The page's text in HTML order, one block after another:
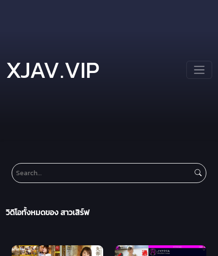
XJAV.VIP
วิดิโอทั้งหมดของ สาวเสิร์ฟ